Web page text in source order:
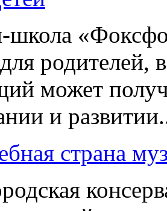
родителей,
может
и
страна